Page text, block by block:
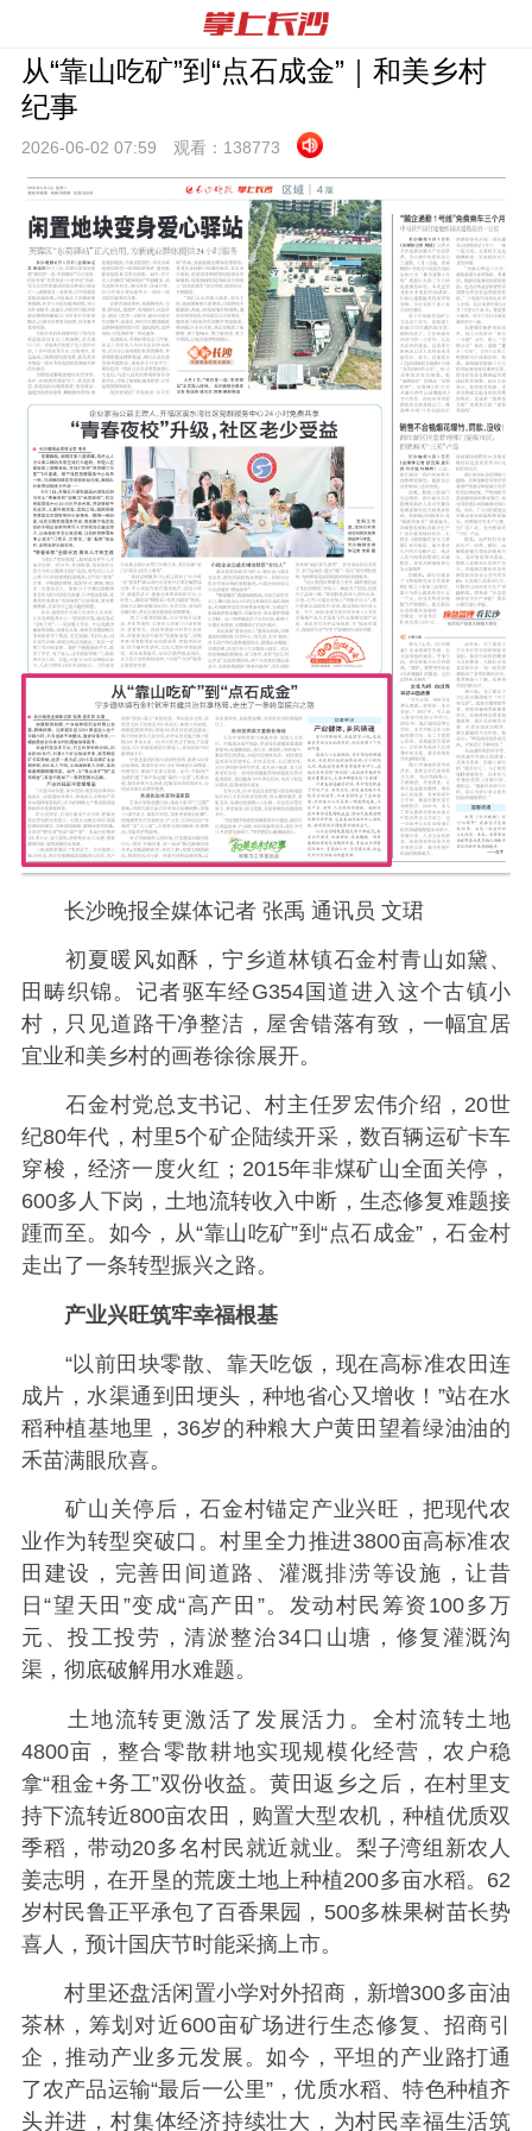
从“靠山吃矿”到“点石成金”｜和美乡村
纪事
2026-06-02 07:59 观看： 138773
长沙晚报全媒体记者 张禹 通讯员 文珺
初夏暖风如酥，宁乡道林镇石金村青山如黛、
田畴织锦。记者驱车经G354国道进入这个古镇小
村，只见道路干净整洁，屋舍错落有致，一幅宜居
宜业和美乡村的画卷徐徐展开。
石金村党总支书记、村主任罗宏伟介绍，20世
纪80年代，村里5个矿企陆续开采，数百辆运矿卡车
穿梭，经济一度火红；2015年非煤矿山全面关停，
600多人下岗，土地流转收入中断，生态修复难题接
踵而至。如今，从“靠山吃矿”到“点石成金”，石金村
走出了一条转型振兴之路。
产业兴旺筑牢幸福根基
“以前田块零散、靠天吃饭，现在高标准农田连
成片，水渠通到田埂头，种地省心又增收！”站在水
稻种植基地里，36岁的种粮大户黄田望着绿油油的
禾苗满眼欣喜。
矿山关停后，石金村锚定产业兴旺，把现代农
业作为转型突破口。村里全力推进3800亩高标准农
田建设，完善田间道路、灌溉排涝等设施，让昔
日“望天田”变成“高产田”。发动村民筹资100多万
元、投工投劳，清淤整治34口山塘，修复灌溉沟
渠，彻底破解用水难题。
土地流转更激活了发展活力。全村流转土地
4800亩，整合零散耕地实现规模化经营，农户稳
拿“租金+务工”双份收益。黄田返乡之后，在村里支
持下流转近800亩农田，购置大型农机，种植优质双
季稻，带动20多名村民就近就业。梨子湾组新农人
姜志明，在开垦的荒废土地上种植200多亩水稻。62
岁村民鲁正平承包了百香果园，500多株果树苗长势
喜人，预计国庆节时能采摘上市。
村里还盘活闲置小学对外招商，新增300多亩油
茶林，筹划对近600亩矿场进行生态修复、招商引
企，推动产业多元发展。如今，平坦的产业路打通
了农产品运输“最后一公里”，优质水稻、特色种植齐
头并进，村集体经济持续壮大，为村民幸福生活筑